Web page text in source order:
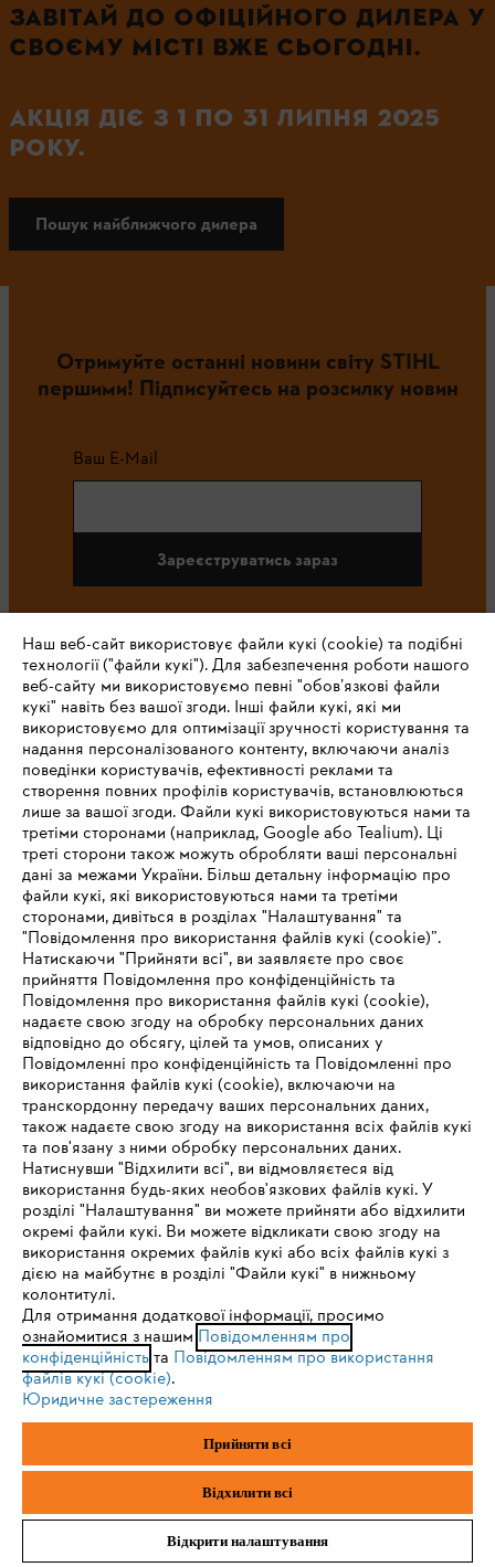
ЗАВІТАЙ ДО ОФІЦІЙНОГО ДИЛЕРА У
СВОЄМУ МІСТІ ВЖЕ СЬОГОДНІ.
АКЦІЯ ДІЄ З 1 ПО 31 ЛИПНЯ 2025
РОКУ.
Пошук найближчого дилера
Отримуйте останні новини світу STIHL
першими! Підписуйтесь на розсилку новин
Ваш E-Mail
Зареєструватись зараз
#STIHL
Про компанію STIHL
Запитання та відповіді
Сервіс
Політика конфіденційності Вихідні дані Cookies
Юридична інформація
ТОВ Андреас Штіль
вул. Антонова, 10
с. Чайки
Київська обл., 08135
IHR BROWSER WIRD NICHT
UNTERSTÜTZT
Sie nutzen einen Browser, den wir noch nicht unterstützen. Für
eine optimale Nutzung unserer Seite empfehlen wir Ihnen, zu
einem der folgenden Browser zu wechseln:
Firefox Chrome
Наш веб-сайт використовує файли кукі (cookie) та подібні
технології ("файли кукі"). Для забезпечення роботи нашого
веб-сайту ми використовуємо певні "обов’язкові файли
кукі" навіть без вашої згоди. Інші файли кукі, які ми
використовуємо для оптимізації зручності користування та
надання персоналізованого контенту, включаючи аналіз
поведінки користувачів, ефективності реклами та
створення повних профілів користувачів, встановлюються
лише за вашої згоди. Файли кукі використовуються нами та
третіми сторонами (наприклад, Google або Tealium). Ці
треті сторони також можуть обробляти ваші персональні
дані за межами України. Більш детальну інформацію про
файли кукі, які використовуються нами та третіми
сторонами, дивіться в розділах "Налаштування" та
"Повідомлення про використання файлів кукі (cookie)”.
Натискаючи "Прийняти всі", ви заявляєте про своє
прийняття Повідомлення про конфіденційність та
Повідомлення про використання файлів кукі (cookie),
надаєте свою згоду на обробку персональних даних
відповідно до обсягу, цілей та умов, описаних у
Повідомленні про конфіденційність та Повідомленні про
використання файлів кукі (cookie), включаючи на
транскордонну передачу ваших персональних даних,
також надаєте свою згоду на використання всіх файлів кукі
та пов'язану з ними обробку персональних даних.
Натиснувши "Відхилити всі", ви відмовляєтеся від
використання будь-яких необов'язкових файлів кукі. У
розділі "Налаштування" ви можете прийняти або відхилити
окремі файли кукі. Ви можете відкликати свою згоду на
використання окремих файлів кукі або всіх файлів кукі з
дією на майбутнє в розділі "Файли кукі" в нижньому
колонтитулі.
Для отримання додаткової інформації, просимо
ознайомитися з нашим Повідомленням про
конфіденційністьта Повідомленням про використання
файлів кукі (cookie).
Юридичне застереження
Прийняти всі
Відхилити всі
Відкрити налаштування